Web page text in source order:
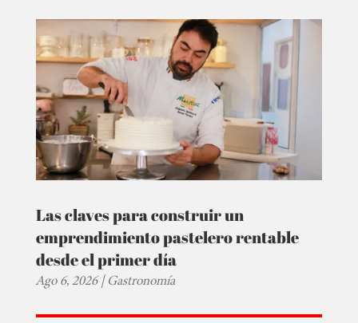
Las claves para construir un
emprendimiento pastelero rentable
desde el primer día
Ago 6, 2026|Gastronomía